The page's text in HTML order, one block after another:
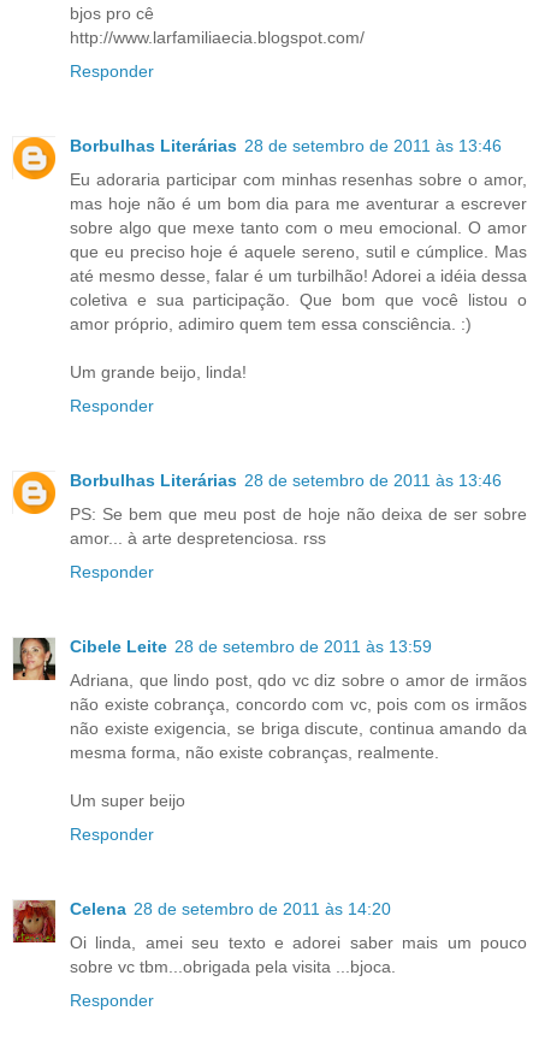
bjos pro cê
http://www.larfamiliaecia.blogspot.com/
Responder
Borbulhas Literárias 28 de setembro de 2011 às 13:46
Eu adoraria participar com minhas resenhas sobre o amor,
mas hoje não é um bom dia para me aventurar a escrever
sobre algo que mexe tanto com o meu emocional. O amor
que eu preciso hoje é aquele sereno, sutil e cúmplice. Mas
até mesmo desse, falar é um turbilhão! Adorei a idéia dessa
coletiva e sua participação. Que bom que você listou o
amor próprio, adimiro quem tem essa consciência. :)
Um grande beijo, linda!
Responder
Borbulhas Literárias 28 de setembro de 2011 às 13:46
PS: Se bem que meu post de hoje não deixa de ser sobre
amor... à arte despretenciosa. rss
Responder
Cibele Leite 28 de setembro de 2011 às 13:59
Adriana, que lindo post, qdo vc diz sobre o amor de irmãos
não existe cobrança, concordo com vc, pois com os irmãos
não existe exigencia, se briga discute, continua amando da
mesma forma, não existe cobranças, realmente.
Um super beijo
Responder
Celena 28 de setembro de 2011 às 14:20
Oi linda, amei seu texto e adorei saber mais um pouco
sobre vc tbm...obrigada pela visita ...bjoca.
Responder